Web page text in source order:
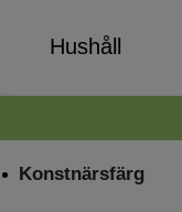
Hushåll
Konstnärsfärg